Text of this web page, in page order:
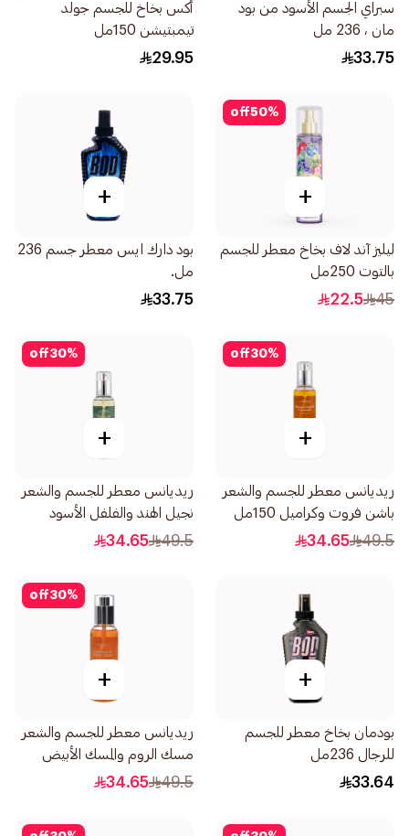
سبراي الجسم الأسود من بود
مان ، 236 مل
33.75
أكس بخاخ للجسم جولد
تيمبتيشن 150مل
29.95
50%
off
+
ليليز آند لاف بخاخ معطر للجسم
بالتوت 250مل
45
22.5
+
بود دارك ايس معطر جسم 236
مل.
33.75
30%
off
+
ريديانس معطر للجسم والشعر
باشن فروت وكراميل 150مل
49.5
34.65
30%
off
+
ريديانس معطر للجسم والشعر
نجيل الهند والفلفل الأسود
150مل
49.5
34.65
+
بودمان بخاخ معطر للجسم
للرجال 236مل
33.64
30%
off
+
ريديانس معطر للجسم والشعر
مسك الروم والمسك الأبيض
150مل
49.5
34.65